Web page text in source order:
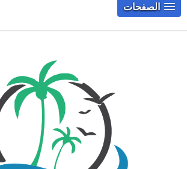
الصفحات